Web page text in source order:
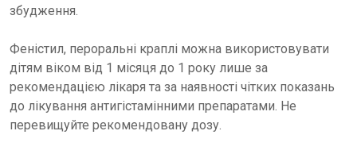
збудження.
Феністил, пероральні краплі можна використовувати
дітям віком від 1 місяця до 1 року лише за
рекомендацією лікаря та за наявності чітких показань
до лікування антигістамінними препаратами. Не
перевищуйте рекомендовану дозу.